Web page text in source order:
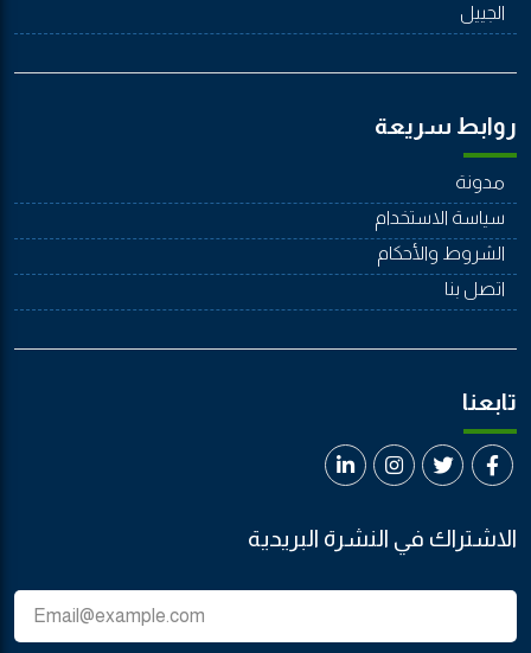
الجييل
روابط سريعة
مدونة
سياسة الاستخدام
الشروط والأحكام
اتصل بنا
تابعنا
الاشتراك في النشرة البريدية